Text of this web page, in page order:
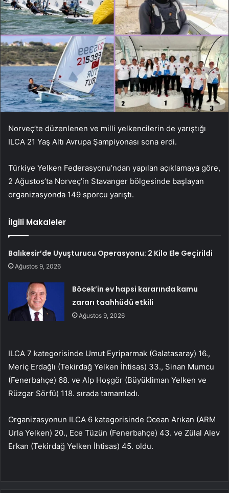
Norveç’te düzenlenen ve milli yelkencilerin de yarıştığı
ILCA 21 Yaş Altı Avrupa Şampiyonası sona erdi.
Türkiye Yelken Federasyonu’ndan yapılan açıklamaya göre,
2 Ağustos’ta Norveç’in Stavanger bölgesinde başlayan
organizasyonda 149 sporcu yarıştı.
İlgili Makaleler
Balıkesir’de Uyuşturucu Operasyonu: 2 Kilo Ele Geçirildi
Ağustos 9, 2026
Böcek’in ev hapsi kararında kamu
zararı taahhüdü etkili
Ağustos 9, 2026
ILCA 7 kategorisinde Umut Eyriparmak (Galatasaray) 16.,
Meriç Erdağlı (Tekirdağ Yelken İhtisas) 33., Sinan Mumcu
(Fenerbahçe) 68. ve Alp Hoşgör (Büyükliman Yelken ve
Rüzgar Sörfü) 118. sırada tamamladı.
Organizasyonun ILCA 6 kategorisinde Ocean Arıkan (ARM
Urla Yelken) 20., Ece Tüzün (Fenerbahçe) 43. ve Zülal Alev
Erkan (Tekirdağ Yelken İhtisas) 45. oldu.